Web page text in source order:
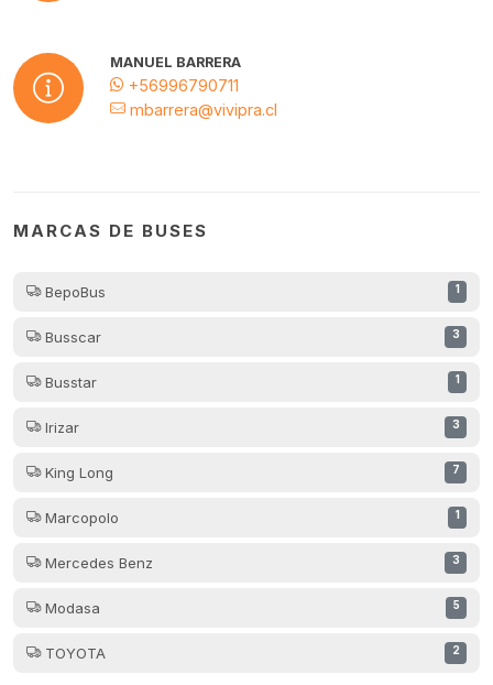
MANUEL BARRERA
+56996790711
mbarrera@vivipra.cl
MARCAS DE BUSES
BepoBus 1
Busscar 3
Busstar 1
Irizar 3
King Long 7
Marcopolo 1
Mercedes Benz 3
Modasa 5
TOYOTA 2